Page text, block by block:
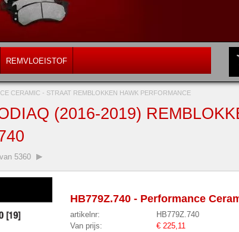
REMVLOEISTOF
CERAMIC - STRAAT REMBLOKKEN HAWK PERFORMANCE
(2016-2019)
5360
HB779Z.740 - Performance
artikelnr:
HB779Z.740
Van prijs:
€ 225,11